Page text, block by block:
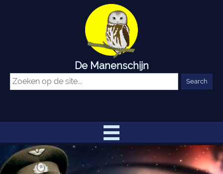
De Manenschijn